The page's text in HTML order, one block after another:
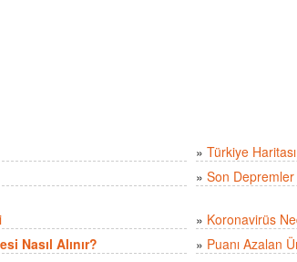
» Türkiye Haritası
» Son Depremler
» Koronavirüs
Nasıl Alınır? » Puanı Azalan